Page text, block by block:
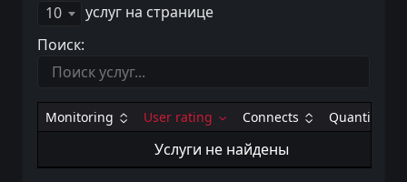
10
услуг на странице
Поиск:
Monitoring User rating Connects Quantity
Услуги не найдены